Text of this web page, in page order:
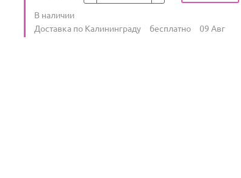
Количество
В наличии
Условия доставки
Доставка по Калининграду бесплатно 09 Авг